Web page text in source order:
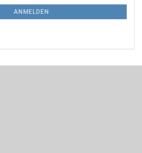
ANMELDEN